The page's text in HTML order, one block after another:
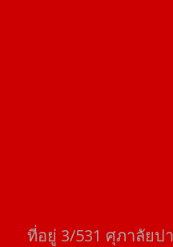
ที่อยู่​ 3/531​ ศุภาลัยป